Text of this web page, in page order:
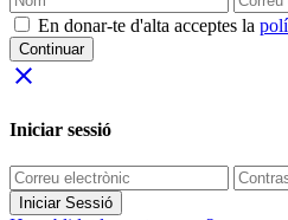
En donar-te d'alta acceptes la
Continuar
close
Iniciar sessió
Iniciar Sessió